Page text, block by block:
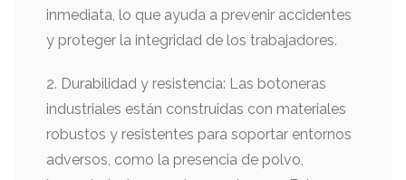
inmediata, lo que ayuda a prevenir accidentes
y proteger la integridad de los trabajadores.
2. Durabilidad y resistencia: Las botoneras
industriales están construidas con materiales
robustos y resistentes para soportar entornos
adversos, como la presencia de polvo,